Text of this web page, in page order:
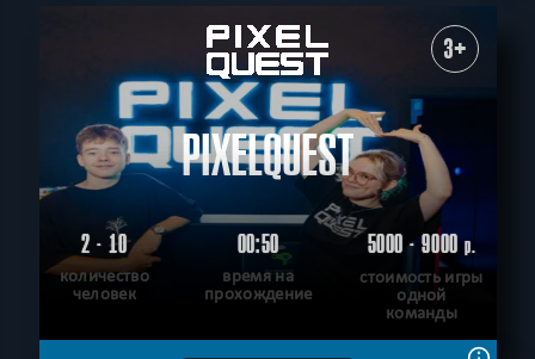
3+
PIXELQUEST
2 - 10
количество
человек
00:50
время на
прохождение
5000 - 9000р.
стоимость игры
одной
команды